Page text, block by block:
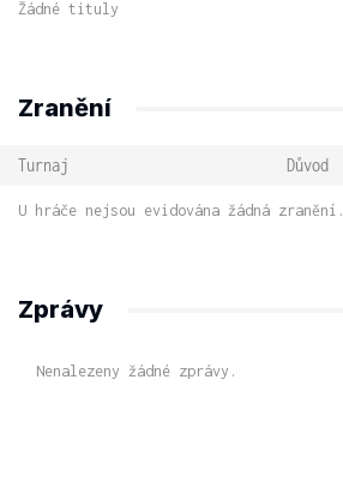
Žádné tituly
Zranění
Turnaj Důvod
U hráče nejsou evidována žádná zranění.
Zprávy
Nenalezeny žádné zprávy.